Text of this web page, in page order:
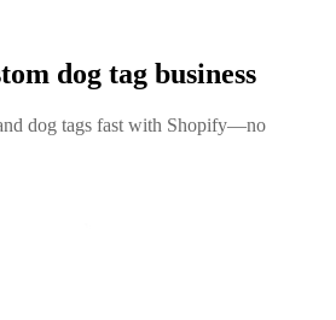
dog tag business
dog tags fast with Shopify—no